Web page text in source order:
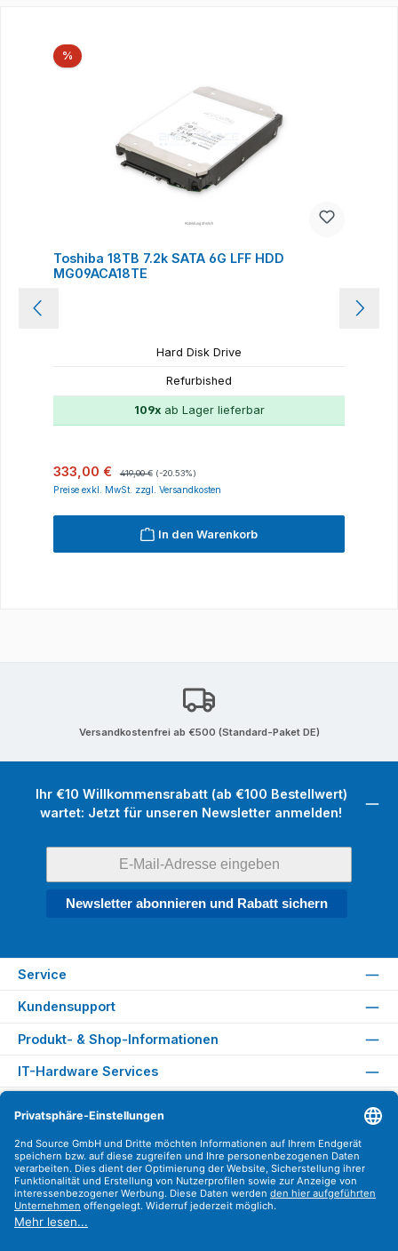
%Rabatt
Toshiba 18TB 7.2k SATA 6G LFF HDD
MG09ACA18TE
Hard Disk Drive
Refurbished
109xab Lager lieferbar
Verkaufspreis:
333,00 € Regulärer Preis:
419,00 € (-20.53%)
Preise exkl. MwSt. zzgl. Versandkosten
In den Warenkorb
Versandkostenfrei ab €500 (Standard-Paket DE)
Ihr €10 Willkommensrabatt (ab €100 Bestellwert)
wartet: Jetzt für unseren Newsletter anmelden!
Newsletter abonnieren und Rabatt sichern
Service
Kundensupport
Produkt- & Shop-Informationen
IT-Hardware Services
Versandarten
Zahlungsarten
Sicher Einkaufen
Find us on